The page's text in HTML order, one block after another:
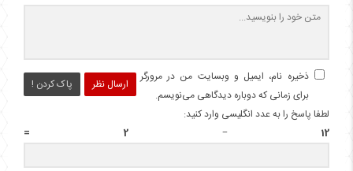
ارسال نظر پاک کردن !
ذخیره نام، ایمیل و وبسایت من در مرورگر
برای زمانی که دوباره دیدگاهی می‌نویسم.
لطفا پاسخ را به عدد انگلیسی وارد کنید:
12 − 2 =